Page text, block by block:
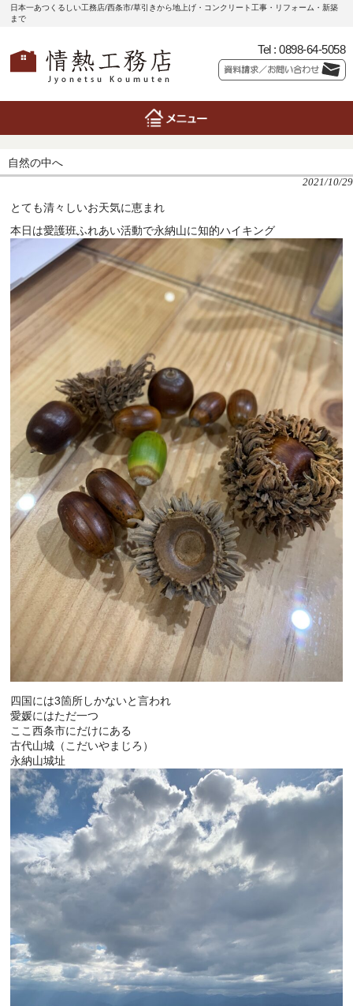
日本一あつくるしい工務店/西条市/草引きから地上げ・コンクリート工事・リフォーム・新築
まで
Tel : 0898-64-5058
自然の中へ
2021/10/29
とても清々しいお天気に恵まれ
本日は愛護班ふれあい活動で永納山に知的ハイキング
四国には3箇所しかないと言われ
愛媛にはただ一つ
ここ西条市にだけにある
古代山城（こだいやまじろ）
永納山城址